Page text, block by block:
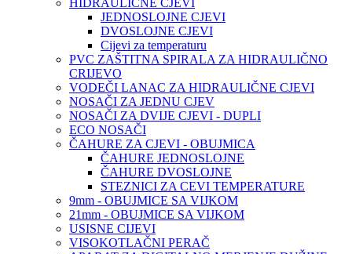
HIDRAULIČNE CJEVI
JEDNOSLOJNE CJEVI
DVOSLOJNE CJEVI
Cijevi za temperaturu
PVC ZAŠTITNA SPIRALA ZA HIDRAULIČNO
CRIJEVO
VODEČI LANAC ZA HIDRAULIČNE CJEVI
NOSAČI ZA JEDNU CJEV
NOSAČI ZA DVIJE CJEVI - DUPLI
ECO NOSAČI
ČAHURE ZA CJEVI - OBUJMICA
ČAHURE JEDNOSLOJNE
ČAHURE DVOSLOJNE
STEZNICI ZA CEVI TEMPERATURE
9mm - OBUJMICE SA VIJKOM
21mm - OBUJMICE SA VIJKOM
USISNE CIJEVI
VISOKOTLAČNI PERAČ